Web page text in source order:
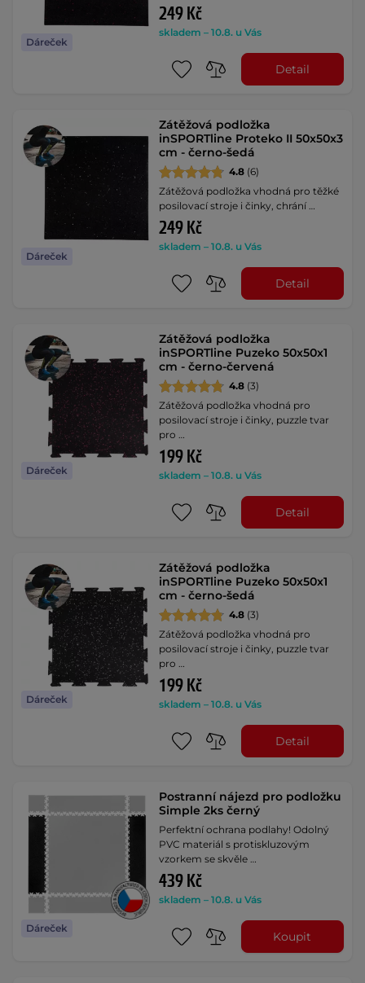
Dáreček
249 Kč
skladem – 10.8. u Vás
Detail
Dáreček
Zátěžová podložka
inSPORTline Proteko II 50x50x3
cm - černo-šedá
4.8 (6)
Zátěžová podložka vhodná pro těžké
posilovací stroje i činky, chrání …
249 Kč
skladem – 10.8. u Vás
Detail
Dáreček
Zátěžová podložka
inSPORTline Puzeko 50x50x1
cm - černo-červená
4.8 (3)
Zátěžová podložka vhodná pro
posilovací stroje i činky, puzzle tvar
pro …
199 Kč
skladem – 10.8. u Vás
Detail
Dáreček
Zátěžová podložka
inSPORTline Puzeko 50x50x1
cm - černo-šedá
4.8 (3)
Zátěžová podložka vhodná pro
posilovací stroje i činky, puzzle tvar
pro …
199 Kč
skladem – 10.8. u Vás
Detail
Dáreček
Postranní nájezd pro podložku
Simple 2ks černý
Perfektní ochrana podlahy! Odolný
PVC materiál s protiskluzovým
vzorkem se skvěle …
439 Kč
skladem – 10.8. u Vás
Koupit